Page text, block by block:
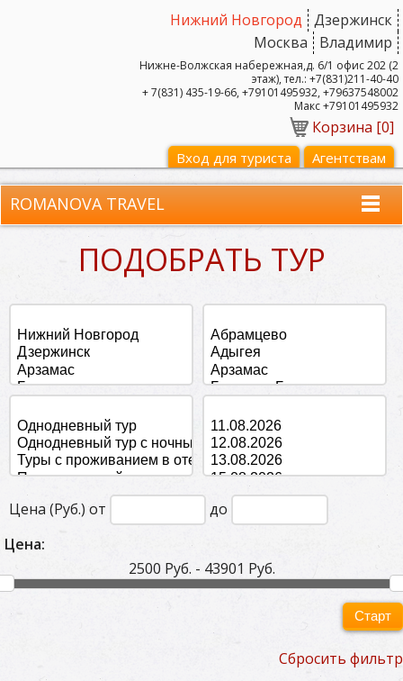
Дзержинск
Нижний Новгород
Владимир
Москва
Нижне-Волжская набережная,д. 6/1 офис 202 (2
этаж), тел.: +7(831)211-40-40
+ 7(831) 435-19-66, +79101495932, +79637548002
Макс +79101495932
Корзина [0]
Вход для туриста Агентствам
ROMANOVA TRAVEL
ПОДОБРАТЬ ТУР
Цена (Руб.) от
до
Цена:
2500 Руб. - 43901 Руб.
Старт
Сбросить фильтр